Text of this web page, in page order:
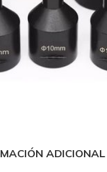
ADICIONAL